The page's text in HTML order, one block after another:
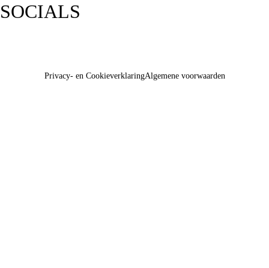
SOCIALS
Privacy- en CookieverklaringAlgemene voorwaarden